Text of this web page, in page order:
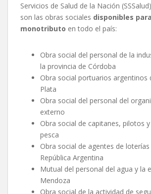
Servicios de Salud de la Nación
son las obras sociales disponibles
monotributo en todo el país:
Obra social del personal de la
la provincia de Córdoba
Obra social portuarios argentinos
Plata
Obra social del personal del
externo
Obra social de capitanes, pilotos
pesca
Obra social de agentes de
República Argentina
Mutual del personal del agua y la
Mendoza
Obra social de la actividad de